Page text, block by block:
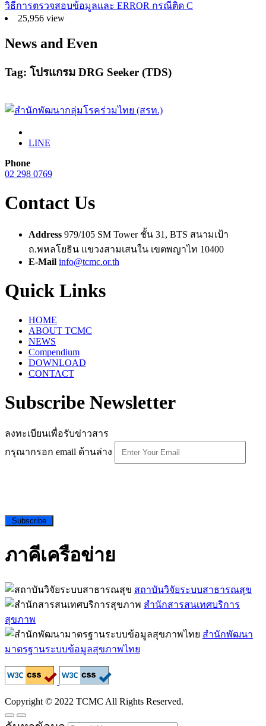
วิธีการตรวจสอบข้อมูลและ ERROR กรณีติด C
25,956 view
News and Even
Tag: โปรแกรม DRG Seeker (TDS)
LINE
Phone
02 298 0769
Contact Us
Address 979/105 SM Tower ชั้น 31, BTS สนามเป้า
ถ.พหลโยธิน แขวงสามเสนใน เขตพญาไท 10400
E-Mail info@tcmc.or.th
Quick Links
HOME
ABOUT TCMC
NEWS
Compendium
DOWNLOAD
CONTACT
Subscribe Newsletter
ลงทะเบียนเพื่อรับข่าวสาร
กรุณากรอก email ด้านล่าง
Subscribe
ภาคีเครือข่าย
สถาบันวิจัยระบบสาธารณสุข
สำนักสารสนเทศบริการ
สุขภาพ
สำนักพัฒนา
มาตรฐานระบบข้อมูลสุขภาพไทย
Copyright © 2022 TCMC All Rights Reserved.